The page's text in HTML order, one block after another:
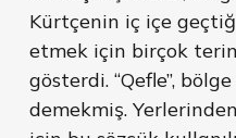
Kürtçenin iç içe
etmek için birçok
gösterdi. “Qefle”,
demekmiş.